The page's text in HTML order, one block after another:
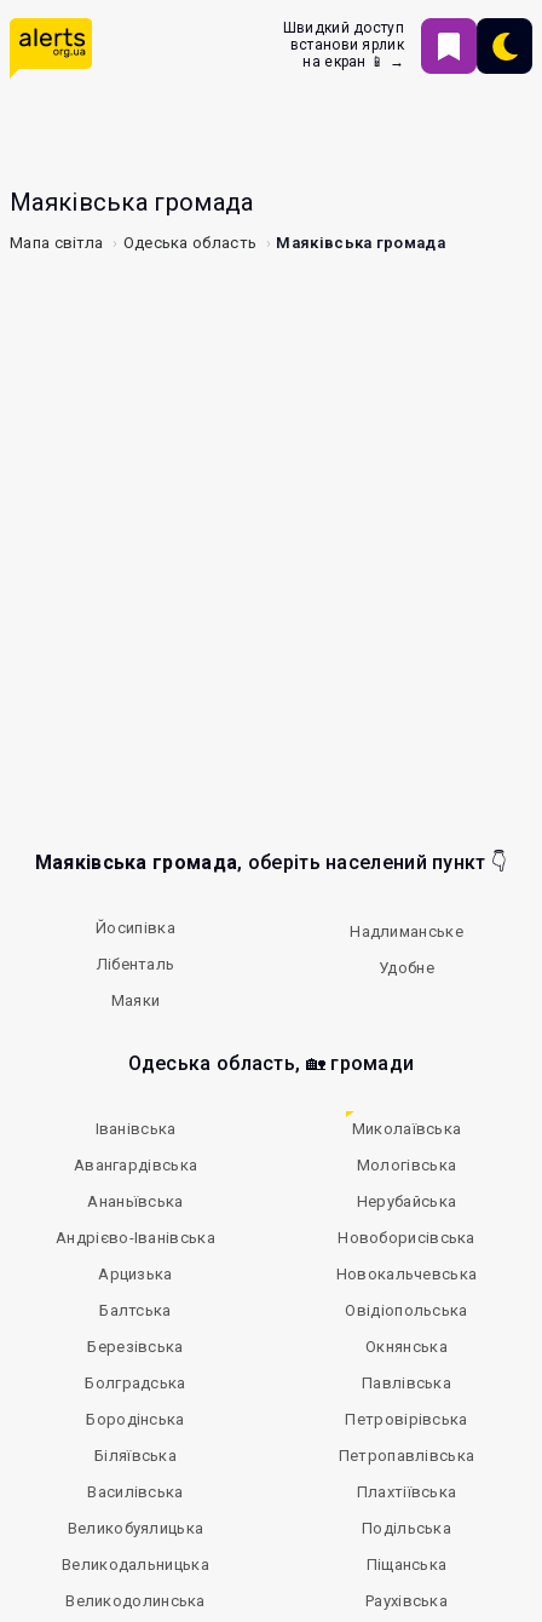
Швидкий доступ
встанови ярлик
на екран 📱 →
Маяківська громада
Мапа світла Одеська область Маяківська громада
Маяківська громада, оберіть населений пункт 👇
Йосипівка
Лібенталь
Маяки
Надлиманське
Удобне
Одеська область, 🏡 громади
Іванівська
Авангардівська
Ананьївська
Андрієво-Іванівська
Арцизька
Балтська
Березівська
Болградська
Бородінська
Біляївська
Василівська
Великобуялицька
Великодальницька
Великодолинська
Миколаївська
Мологівська
Нерубайська
Новоборисівська
Новокальчевська
Овідіопольська
Окнянська
Павлівська
Петровірівська
Петропавлівська
Плахтіївська
Подільська
Піщанська
Раухівська